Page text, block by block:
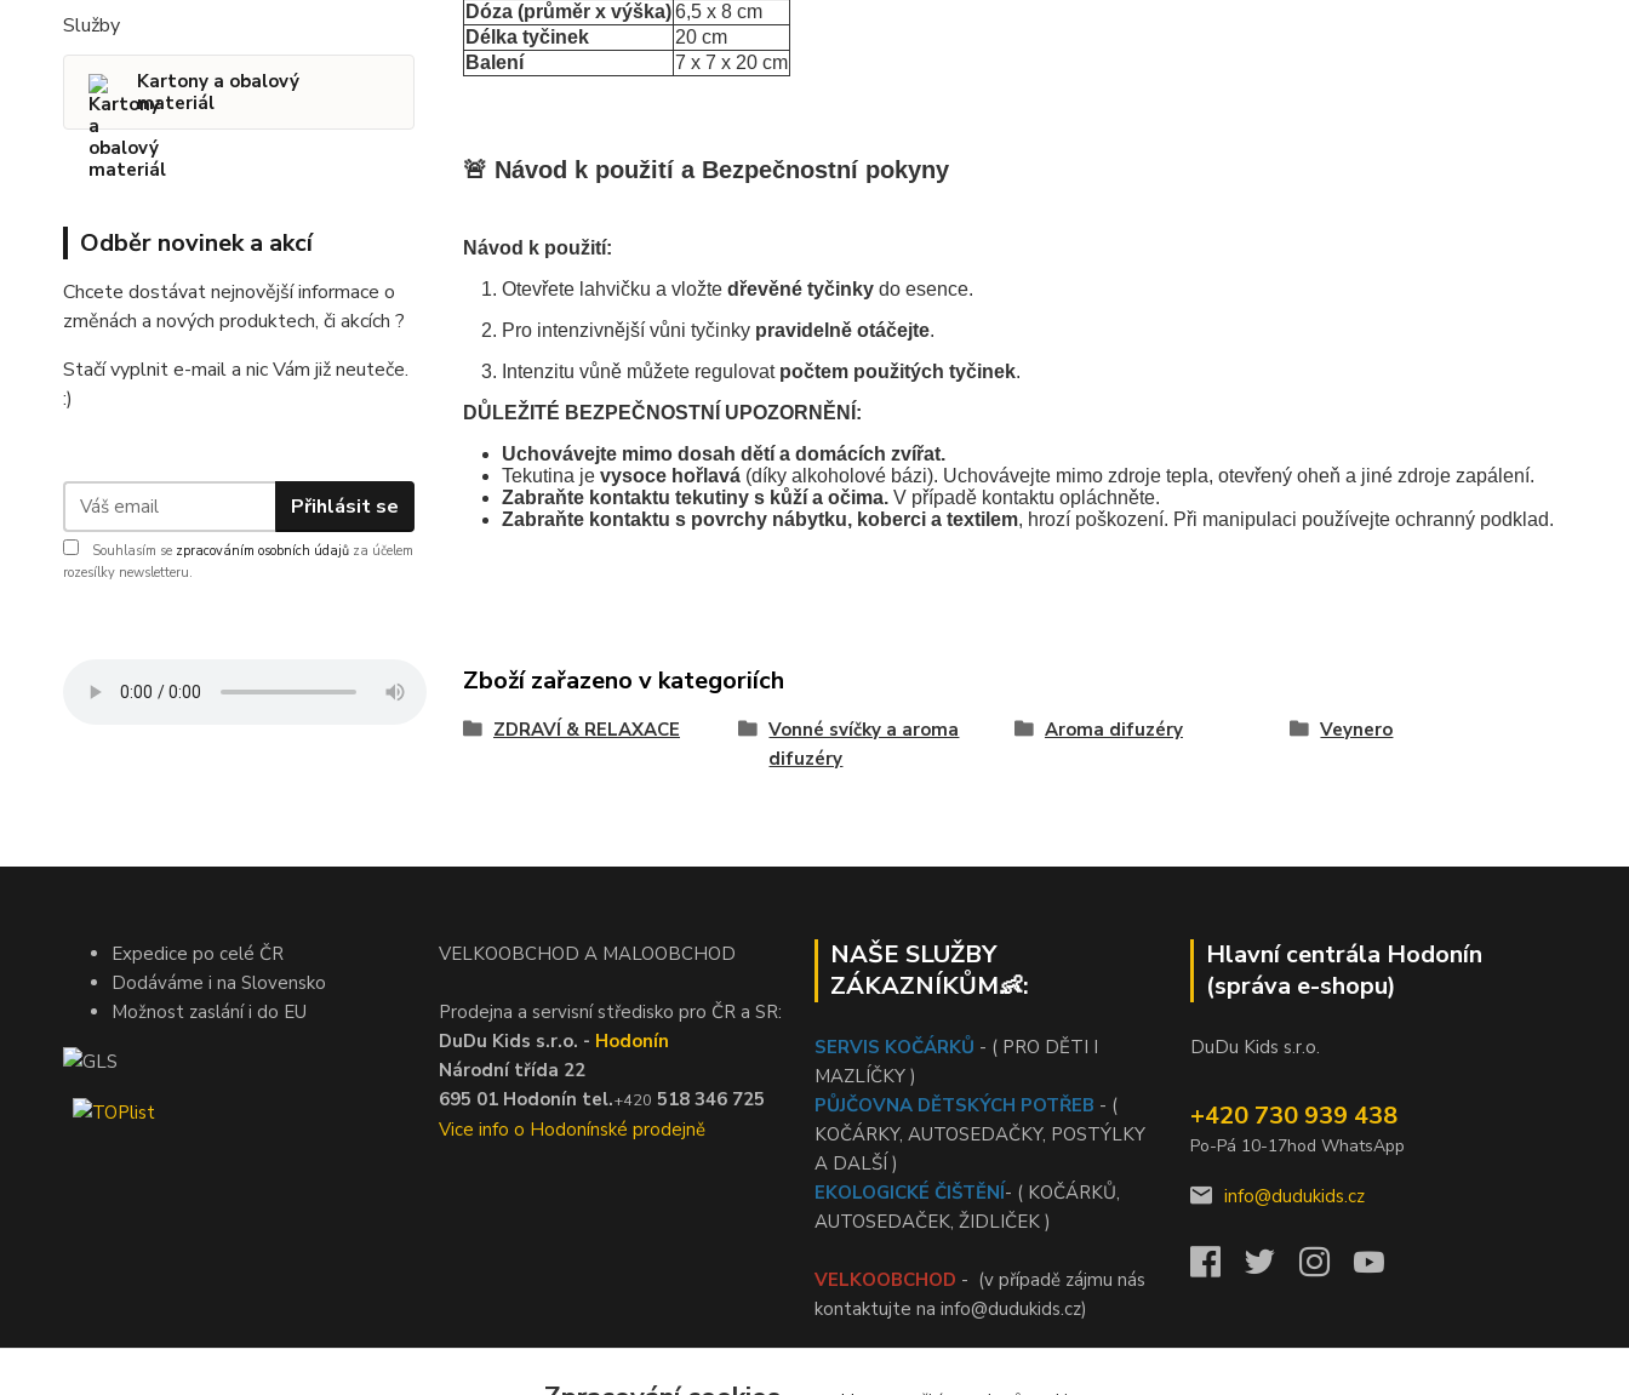
Služby
Kartony a obalový
materiál
Odběr novinek a akcí
Chcete dostávat nejnovější informace o
změnách a nových produktech, či akcích ?
Stačí vyplnit e-mail a nic Vám již neuteče.
:)
Přihlásit se
Souhlasím se zpracováním osobních údajů za účelem
rozesílky newsletteru.
Dóza (průměr x výška)6,5 x 8 cm
Délka tyčinek
20 cm
Balení
7 x 7 x 20 cm
🚨 Návod k použití a Bezpečnostní pokyny
Návod k použití:
Otevřete lahvičku a vložte dřevěné tyčinkydo esence.
Pro intenzivnější vůni tyčinky pravidelně otáčejte.
Intenzitu vůně můžete regulovat počtem použitých tyčinek.
DŮLEŽITÉ BEZPEČNOSTNÍ UPOZORNĚNÍ:
Uchovávejte mimo dosah dětí a domácích zvířat.
Tekutina je vysoce hořlavá(díky alkoholové bázi). Uchovávejte mimo zdroje tepla, otevřený oheň a jiné zdroje zapálení.
Zabraňte kontaktu tekutiny s kůží a očima.V případě kontaktu opláchněte.
Zabraňte kontaktu s povrchy nábytku, koberci a textilem, hrozí poškození. Při manipulaci používejte ochranný podklad.
Zboží zařazeno v kategoriích
ZDRAVÍ & RELAXACE
Vonné svíčky a aroma
difuzéry
Aroma difuzéry Veynero
Expedice po celé ČR
Dodáváme i na Slovensko
Možnost zaslání i do EU
VELKOOBCHOD A MALOOBCHOD
Prodejna a servisní středisko pro ČR a SR:
DuDu Kids s.r.o. - Hodonín
Národní třída 22
695 01 Hodonín tel.+420 518 346 725
Vice info o Hodonínské prodejně
NAŠE SLUŽBY
ZÁKAZNÍKŮM👶:
SERVIS KOČÁRKŮ - ( PRO DĚTI I
MAZLÍČKY )
PŮJČOVNA DĚTSKÝCH POTŘEB - (
KOČÁRKY, AUTOSEDAČKY, POSTÝLKY
A DALŠÍ )
EKOLOGICKÉ ČIŠTĚNÍ- ( KOČÁRKŮ,
AUTOSEDAČEK, ŽIDLIČEK )
VELKOOBCHOD - (v případě zájmu nás
kontaktujte na info@dudukids.cz)
Hlavní centrála Hodonín
(správa e-shopu)
DuDu Kids s.r.o.
+420 730 939 438
Po-Pá 10-17hod WhatsApp
info@dudukids.cz